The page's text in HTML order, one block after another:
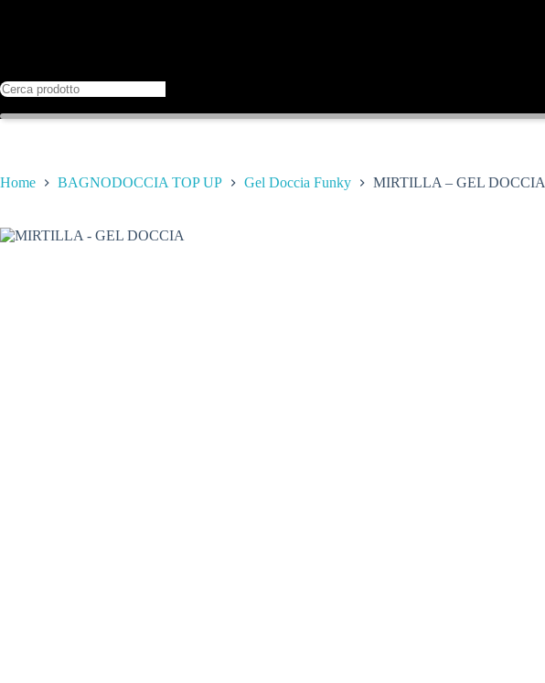
Home BAGNODOCCIA TOP UP Gel Doccia Funky MIRTILLA – GEL DOCCIA